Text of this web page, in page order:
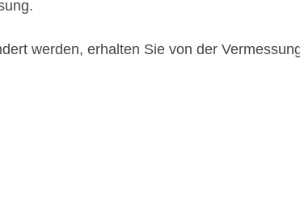
werden, erhalten Sie von der